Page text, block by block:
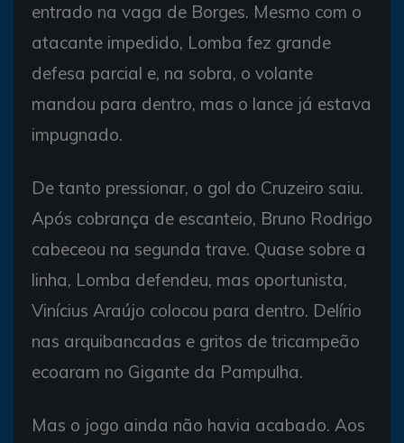
entrado na vaga de Borges. Mesmo com o
atacante impedido, Lomba fez grande
defesa parcial e, na sobra, o volante
mandou para dentro, mas o lance já estava
impugnado.
De tanto pressionar, o gol do Cruzeiro saiu.
Após cobrança de escanteio, Bruno Rodrigo
cabeceou na segunda trave. Quase sobre a
linha, Lomba defendeu, mas oportunista,
Vinícius Araújo colocou para dentro. Delírio
nas arquibancadas e gritos de tricampeão
ecoaram no Gigante da Pampulha.
Mas o jogo ainda não havia acabado. Aos